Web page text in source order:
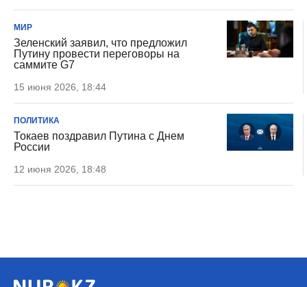
МИР
Зеленский заявил, что предложил
Путину провести переговоры на
саммите G7
15 июня 2026, 18:44
ПОЛИТИКА
Токаев поздравил Путина с Днем
России
12 июня 2026, 18:48